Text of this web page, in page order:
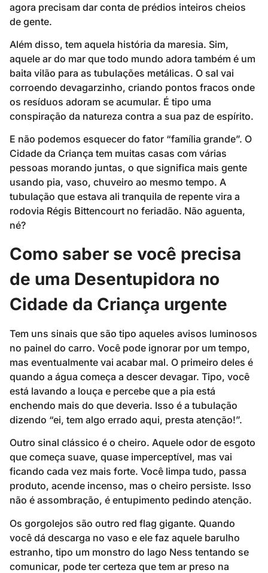
agora precisam dar conta de prédios inteiros cheios
de gente.
Além disso, tem aquela história da maresia. Sim,
aquele ar do mar que todo mundo adora também é um
baita vilão para as tubulações metálicas. O sal vai
corroendo devagarzinho, criando pontos fracos onde
os resíduos adoram se acumular. É tipo uma
conspiração da natureza contra a sua paz de espírito.
E não podemos esquecer do fator “família grande”. O
Cidade da Criança tem muitas casas com várias
pessoas morando juntas, o que significa mais gente
usando pia, vaso, chuveiro ao mesmo tempo. A
tubulação que estava ali tranquila de repente vira a
rodovia Régis Bittencourt no feriadão. Não aguenta,
né?
Como saber se você precisa
de uma Desentupidora no
Cidade da Criança urgente
Tem uns sinais que são tipo aqueles avisos luminosos
no painel do carro. Você pode ignorar por um tempo,
mas eventualmente vai acabar mal. O primeiro deles é
quando a água começa a descer devagar. Tipo, você
está lavando a louça e percebe que a pia está
enchendo mais do que deveria. Isso é a tubulação
dizendo “ei, tem algo errado aqui, presta atenção!”.
Outro sinal clássico é o cheiro. Aquele odor de esgoto
que começa suave, quase imperceptível, mas vai
ficando cada vez mais forte. Você limpa tudo, passa
produto, acende incenso, mas o cheiro persiste. Isso
não é assombração, é entupimento pedindo atenção.
Os gorgolejos são outro red flag gigante. Quando
você dá descarga no vaso e ele faz aquele barulho
estranho, tipo um monstro do lago Ness tentando se
comunicar, pode ter certeza que tem ar preso na